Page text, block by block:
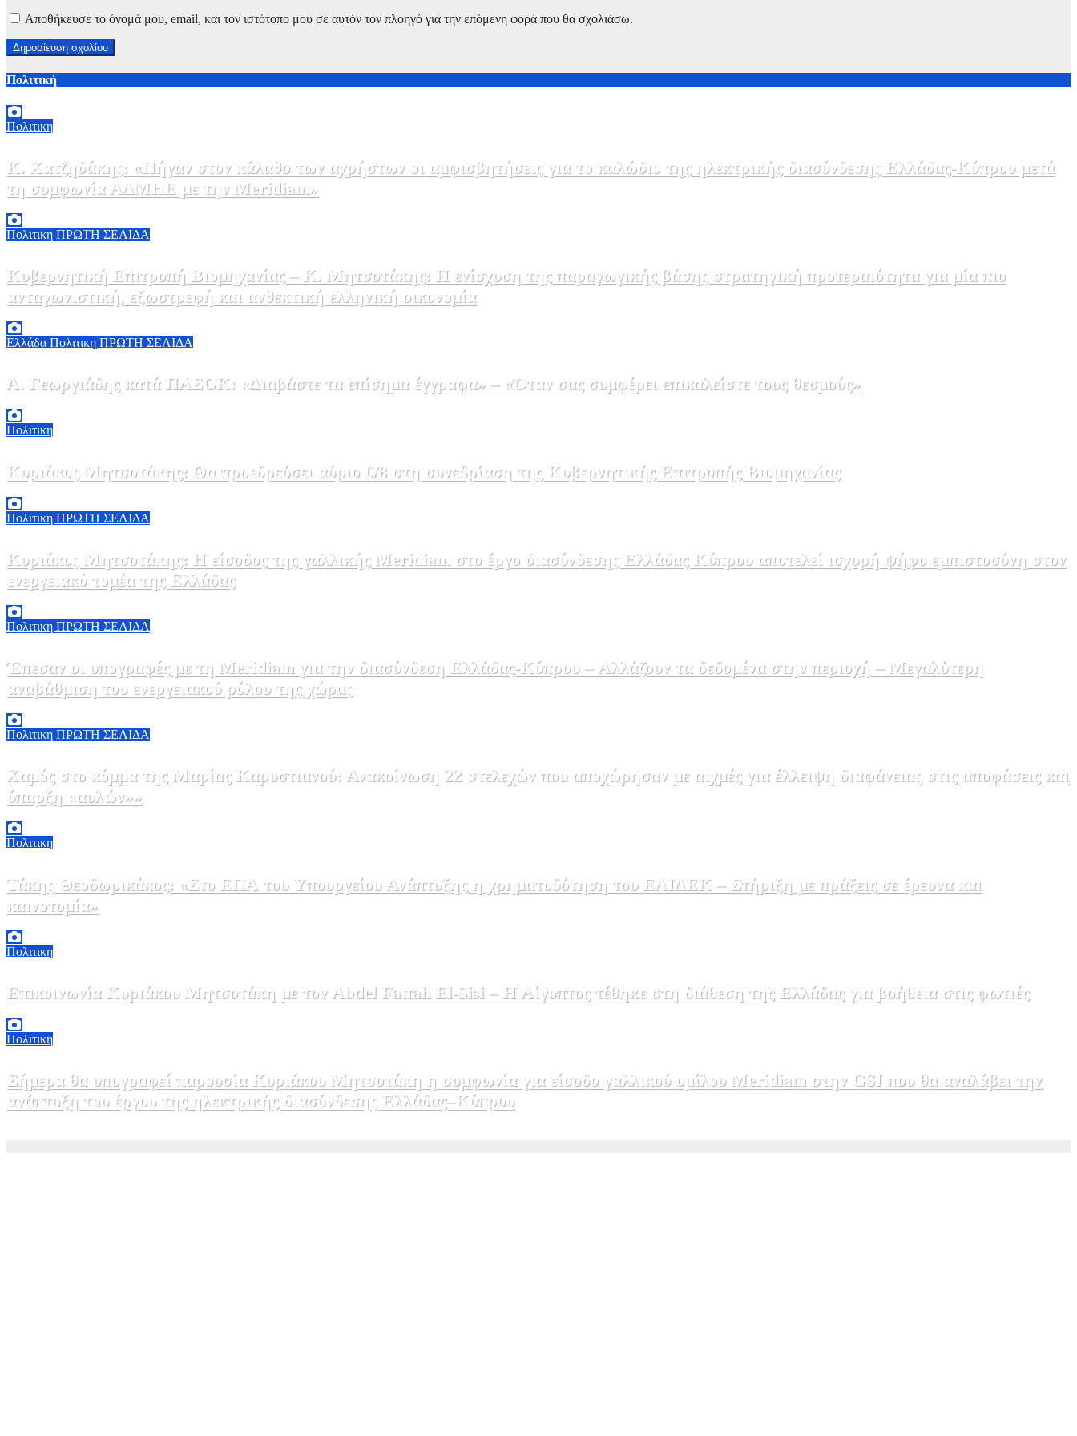
Αποθήκευσε το όνομά μου, email, και τον ιστότοπο μου σε αυτόν τον πλοηγό για την επόμενη φορά που θα σχολιάσω.
Πολιτική
Πολιτικη
Κ. Χατζηδάκης: «Πήγαν στον κάλαθο των αχρήστων οι αμφισβητήσεις για το καλώδιο της ηλεκτρικής διασύνδεσης Ελλάδας-Κύπρου μετά
τη συμφωνία ΑΔΜΗΕ με την Meridiam»
Πολιτικη ΠΡΩΤΗ ΣΕΛΙΔΑ
Κυβερνητική Επιτροπή Βιομηχανίας – Κ. Μητσοτάκης: Η ενίσχυση της παραγωγικής βάσης στρατηγική προτεραιότητα για μία πιο
ανταγωνιστική, εξωστρεφή και ανθεκτική ελληνική οικονομία
Ελλάδα Πολιτικη ΠΡΩΤΗ ΣΕΛΙΔΑ
Α. Γεωργιάδης κατά ΠΑΣΟΚ: «Διαβάστε τα επίσημα έγγραφα» – «Όταν σας συμφέρει επικαλείστε τους θεσμούς»
Πολιτικη
Κυριάκος Μητσοτάκης: Θα προεδρεύσει αύριο 6/8 στη συνεδρίαση της Κυβερνητικής Επιτροπής Βιομηχανίας
Πολιτικη ΠΡΩΤΗ ΣΕΛΙΔΑ
Κυριάκος Μητσοτάκης: Η είσοδος της γαλλικής Meridiam στο έργο διασύνδεσης Ελλάδας Κύπρου αποτελεί ισχυρή ψήφο εμπιστοσύνη στον
ενεργειακό τομέα της Ελλάδας
Πολιτικη ΠΡΩΤΗ ΣΕΛΙΔΑ
Έπεσαν οι υπογραφές με τη Meridiam για την διασύνδεση Ελλάδας-Κύπρου – Αλλάζουν τα δεδομένα στην περιοχή – Μεγαλύτερη
αναβάθμιση του ενεργειακού ρόλου της χώρας
Πολιτικη ΠΡΩΤΗ ΣΕΛΙΔΑ
Χαμός στο κόμμα της Μαρίας Καρυστιανού: Ανακοίνωση 22 στελεχών που αποχώρησαν με αιχμές για έλλειψη διαφάνειας στις αποφάσεις και
ύπαρξη «αυλών»»
Πολιτικη
Τάκης Θεοδωρικάκος: «Στο ΕΠΑ του Υπουργείου Ανάπτυξης η χρηματοδότηση του ΕΛΙΔΕΚ – Στήριξη με πράξεις σε έρευνα και
καινοτομία»
Πολιτικη
Επικοινωνία Κυριάκου Μητσοτάκη με τον Abdel Fattah El-Sisi – Η Αίγυπτος τέθηκε στη διάθεση της Ελλάδας για βοήθεια στις φωτιές
Πολιτικη
Σήμερα θα υπογραφεί παρουσία Κυριάκου Μητσοτάκη η συμφωνία για είσοδο γαλλικού ομίλου Meridiam στην GSI που θα αναλάβει την
ανάπτυξη του έργου της ηλεκτρικής διασύνδεσης Ελλάδας–Κύπρου